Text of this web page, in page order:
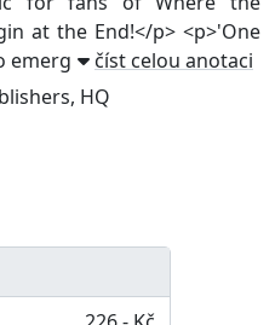
at the End!</p> <p>'One
so ...
číst celou anotaci
, HQ